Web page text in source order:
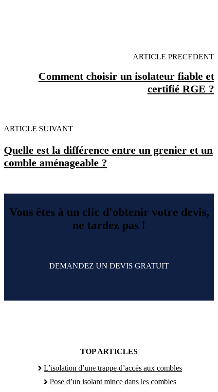
ARTICLE PRECEDENT
Comment choisir un isolateur fiable et
certifié RGE ?
ARTICLE SUIVANT
Quelle est la différence entre un grenier et un
comble aménageable ?
Vous êtes à un clic d'obtenir votre devis,
ne tardez pas !
DEMANDEZ UN DEVIS GRATUIT
TOP ARTICLES
L’isolation d’une trappe d’accès aux combles
Pose d’un isolant mince dans les combles